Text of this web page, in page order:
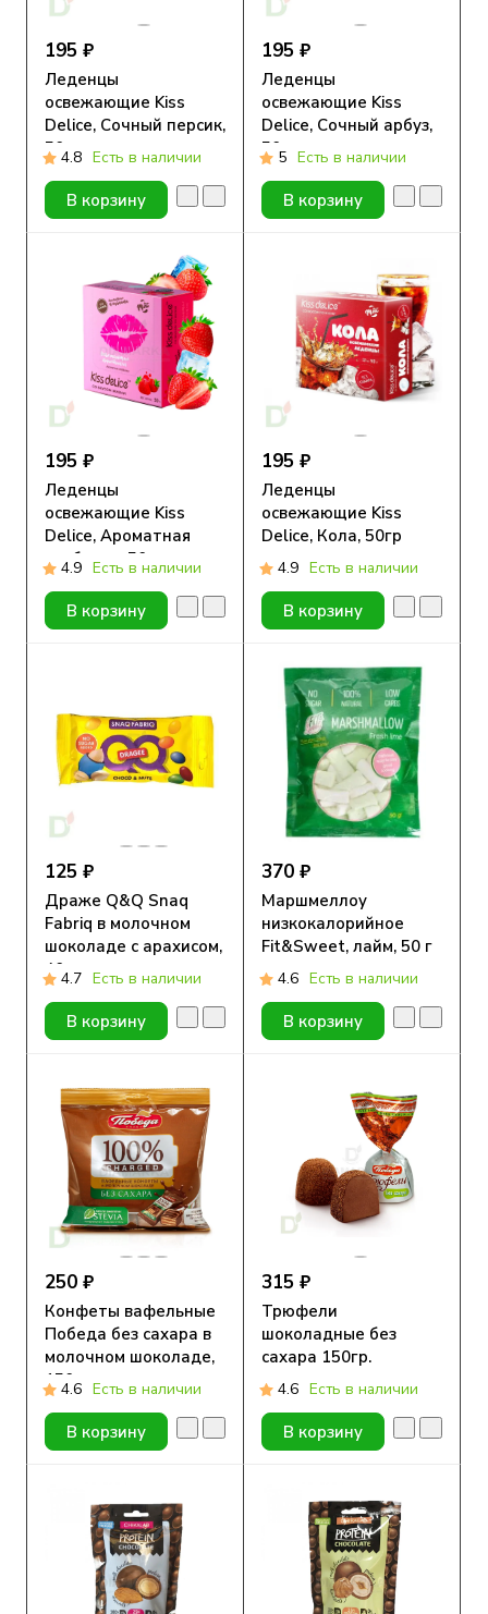
195 ₽
Леденцы
освежающие Kiss
Delice, Сочный персик,
50гр
4.8 Есть в наличии
В корзину
195 ₽
Леденцы
освежающие Kiss
Delice, Сочный арбуз,
50гр
5 Есть в наличии
В корзину
195 ₽
Леденцы
освежающие Kiss
Delice, Ароматная
клубника, 50гр
4.9 Есть в наличии
В корзину
195 ₽
Леденцы
освежающие Kiss
Delice, Кола, 50гр
4.9 Есть в наличии
В корзину
125 ₽
Драже Q&Q Snaq
Fabriq в молочном
шоколаде с арахисом,
40 г.
4.7 Есть в наличии
В корзину
370 ₽
Маршмеллоу
низкокалорийное
Fit&Sweet, лайм, 50 г
4.6 Есть в наличии
В корзину
250 ₽
Конфеты вафельные
Победа без сахара в
молочном шоколаде,
150г.
4.6 Есть в наличии
В корзину
315 ₽
Трюфели
шоколадные без
сахара 150гр.
4.6 Есть в наличии
В корзину